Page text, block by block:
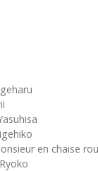
en chaise